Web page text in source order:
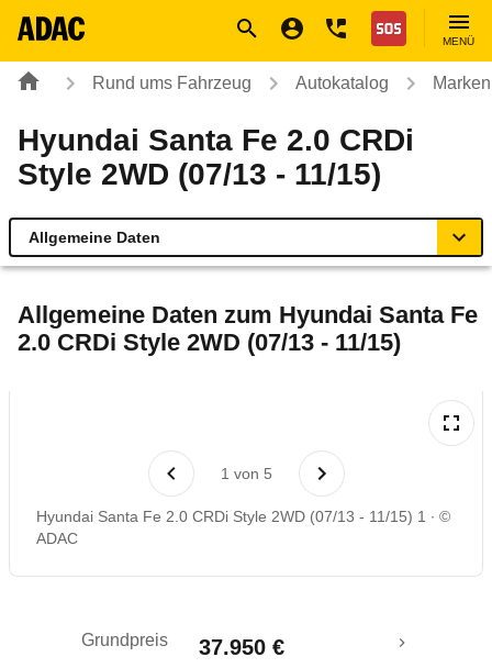
Nothilfe
MENÜ
Rund ums Fahrzeug Autokatalog
Hyundai Santa Fe 2.0 CRDi
Style 2WD (07/13 - 11/15)
Allgemeine Daten
Technische Daten
Laufende Kosten
Rückrufe & Mängel
Allgemeine Daten zum Hyundai Santa Fe
2.0 CRDi Style 2WD (07/13 - 11/15)
1 von 5
Hyundai Santa Fe 2.0 CRDi Style 2WD (07/13 - 11/15) 1
©
ADAC
Grundpreis 37.950 €